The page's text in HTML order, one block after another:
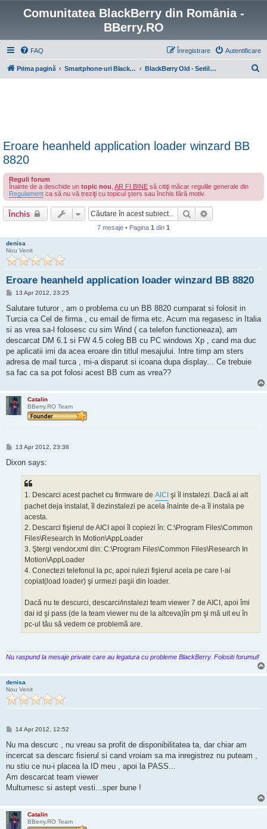
Comunitatea BlackBerry din România -
BBerry.RO
FAQ Autentificare
Înregistrare
Prima pagină Smartphone-uri BlackBerry cu OS 4-7 BlackBerry Old - Seriile 7100, 7200, 8700, 8800
Eroare heanheld application loader winzard BB
8820
Reguli forum
Înainte de a deschide un topic nou AR FI BINE să citiţi măcar regulile generale din
Regulament ca să nu vă treziţi cu topicul şters sau închis fără motiv.
Închis Căutare
7 mesaje • Pagina 1 din 1
denisa
Nou Venit
Eroare heanheld application loader winzard BB 8820
M
s
j
13 Apr 2012, 23:25
Salutare tuturor , am o problema cu un BB 8820 cumparat si folosit in
Turcia ca Cel de firma , cu email de firma etc. Acum ma regasesc in Italia
si as vrea sa-l folosesc cu sim Wind ( ca telefon functioneaza), am
descarcat DM 6.1 si FW 4.5 coleg BB cu PC windows Xp , cand ma duc
pe aplicatii imi da acea eroare din titlul mesajului. Intre timp am sters
adresa de mail turca , mi-a disparut si icoana dupa display... Ce trebuie
sa fac ca sa pot folosi acest BB cum as vrea??
Catalin
BBerry.RO Team
M
s
13 Apr 2012, 23:38
Dixon says:
1. Descarci acest pachet cu firmware de AICI şi îl instalezi. Dacă ai alt
pachet deja instalat, îl dezinstalezi pe acela înainte de-a îl instala pe
acesta.
2. Descarci fişierul de AICI apoi îl copiezi în: C:\Program Files\Common
Files\Research In Motion\AppLoader
3. Ştergi vendor.xml din: C:\Program Files\Common Files\Research In
Motion\AppLoader
4. Conectezi telefonul la pc, apoi rulezi fişierul acela pe care l-ai
copiat(load loader) şi urmezi paşii din loader.
Dacă nu te descurci, descarci/instalezi team viewer 7 de AICI, apoi îmi
dai id şi pass (de la team viewer nu de la altceva)în pm şi mă uit eu în
pc-ul tău să vedem ce problemă are.
Nu raspund la mesaje private care au legatura cu probleme BlackBerry. Folositi forumul!
denisa
Nou Venit
M
s
j
14 Apr 2012, 12:52
Nu ma descurc , nu vreau sa profit de disponibilitatea ta, dar chiar am
incercat sa descarc fisierul si cand vroiam sa ma inregistrez nu puteam ,
nu stiu ce nu-i placea la ID meu , apoi la PASS...
Am descarcat team viewer
Multumesc si astept vesti...sper bune !
Catalin
BBerry.RO Team